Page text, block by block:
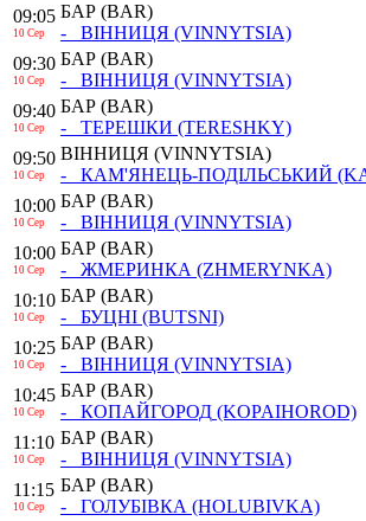
09:05
10 Сер
БАР (BAR)
- ВІННИЦЯ (VINNYTSIA)
09:30
10 Сер
БАР (BAR)
- ВІННИЦЯ (VINNYTSIA)
09:40
10 Сер
БАР (BAR)
- ТЕРЕШКИ (TERESHKY)
09:50
10 Сер
ВІННИЦЯ (VINNYTSIA)
- КАМ'ЯНЕЦЬ-ПОДІЛЬСЬКИЙ
10:00
10 Сер
БАР (BAR)
- ВІННИЦЯ (VINNYTSIA)
10:00
10 Сер
БАР (BAR)
- ЖМЕРИНКА (ZHMERYNKA)
10:10
10 Сер
БАР (BAR)
- БУЦНІ (BUTSNI)
10:25
10 Сер
БАР (BAR)
- ВІННИЦЯ (VINNYTSIA)
10:45
10 Сер
БАР (BAR)
- КОПАЙГОРОД (KOPAIHOROD)
11:10
10 Сер
БАР (BAR)
- ВІННИЦЯ (VINNYTSIA)
11:15
10 Сер
БАР (BAR)
- ГОЛУБІВКА (HOLUBIVKA)